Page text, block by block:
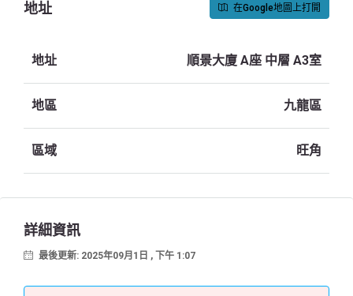
地址 在Google地圖上打開
地址 順景大廈 A座 中層 A3室
地區 九龍區
區域 旺角
詳細資訊
最後更新: 2025年09月1日 , 下午 1:07